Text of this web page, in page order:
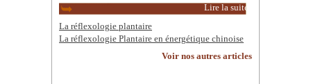
Lire la suite
La réflexologie plantaire
La réflexologie Plantaire en énergétique chinoise
Voir nos autres articles